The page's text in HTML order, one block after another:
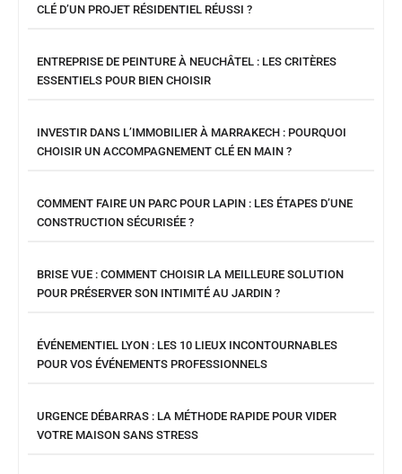
CLÉ D’UN PROJET RÉSIDENTIEL RÉUSSI ?
ENTREPRISE DE PEINTURE À NEUCHÂTEL : LES CRITÈRES
ESSENTIELS POUR BIEN CHOISIR
INVESTIR DANS L’IMMOBILIER À MARRAKECH : POURQUOI
CHOISIR UN ACCOMPAGNEMENT CLÉ EN MAIN ?
COMMENT FAIRE UN PARC POUR LAPIN : LES ÉTAPES D’UNE
CONSTRUCTION SÉCURISÉE ?
BRISE VUE : COMMENT CHOISIR LA MEILLEURE SOLUTION
POUR PRÉSERVER SON INTIMITÉ AU JARDIN ?
ÉVÉNEMENTIEL LYON : LES 10 LIEUX INCONTOURNABLES
POUR VOS ÉVÉNEMENTS PROFESSIONNELS
URGENCE DÉBARRAS : LA MÉTHODE RAPIDE POUR VIDER
VOTRE MAISON SANS STRESS